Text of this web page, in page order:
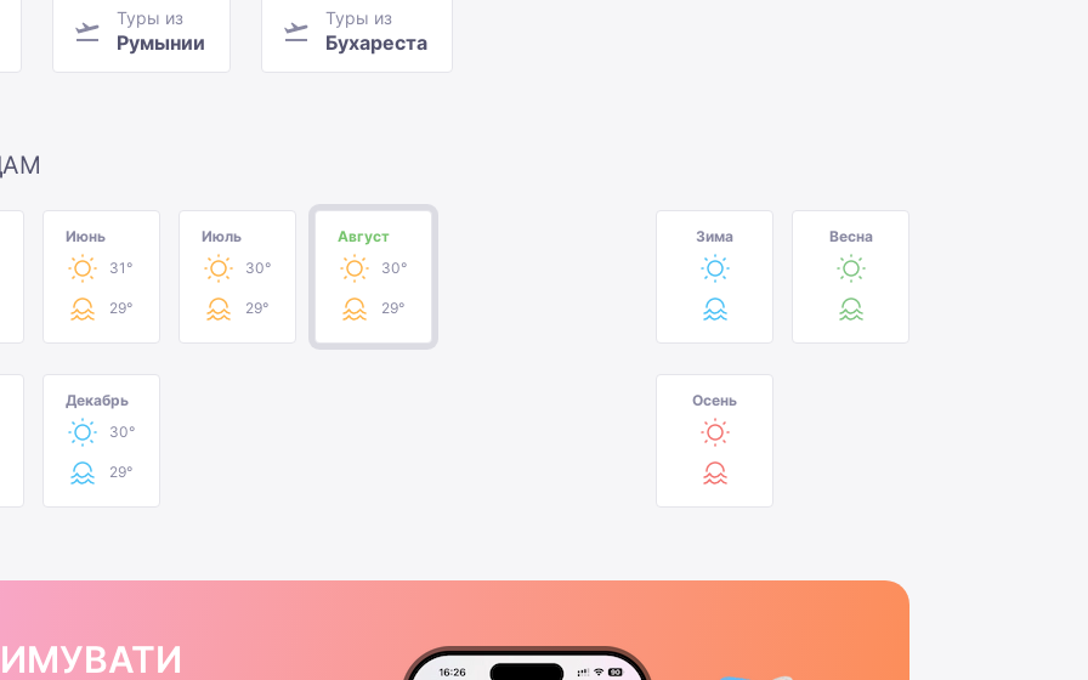
Туры из
Румынии
Туры из
Бухареста
Июнь
31°
29°
Июль
30°
29°
Август
30°
29°
Декабрь
30°
29°
Зима Весна
Осень